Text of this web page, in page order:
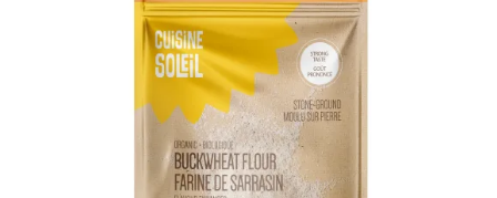
PANIER
EN
AJOUTER AU PANIER / DÉTAILS